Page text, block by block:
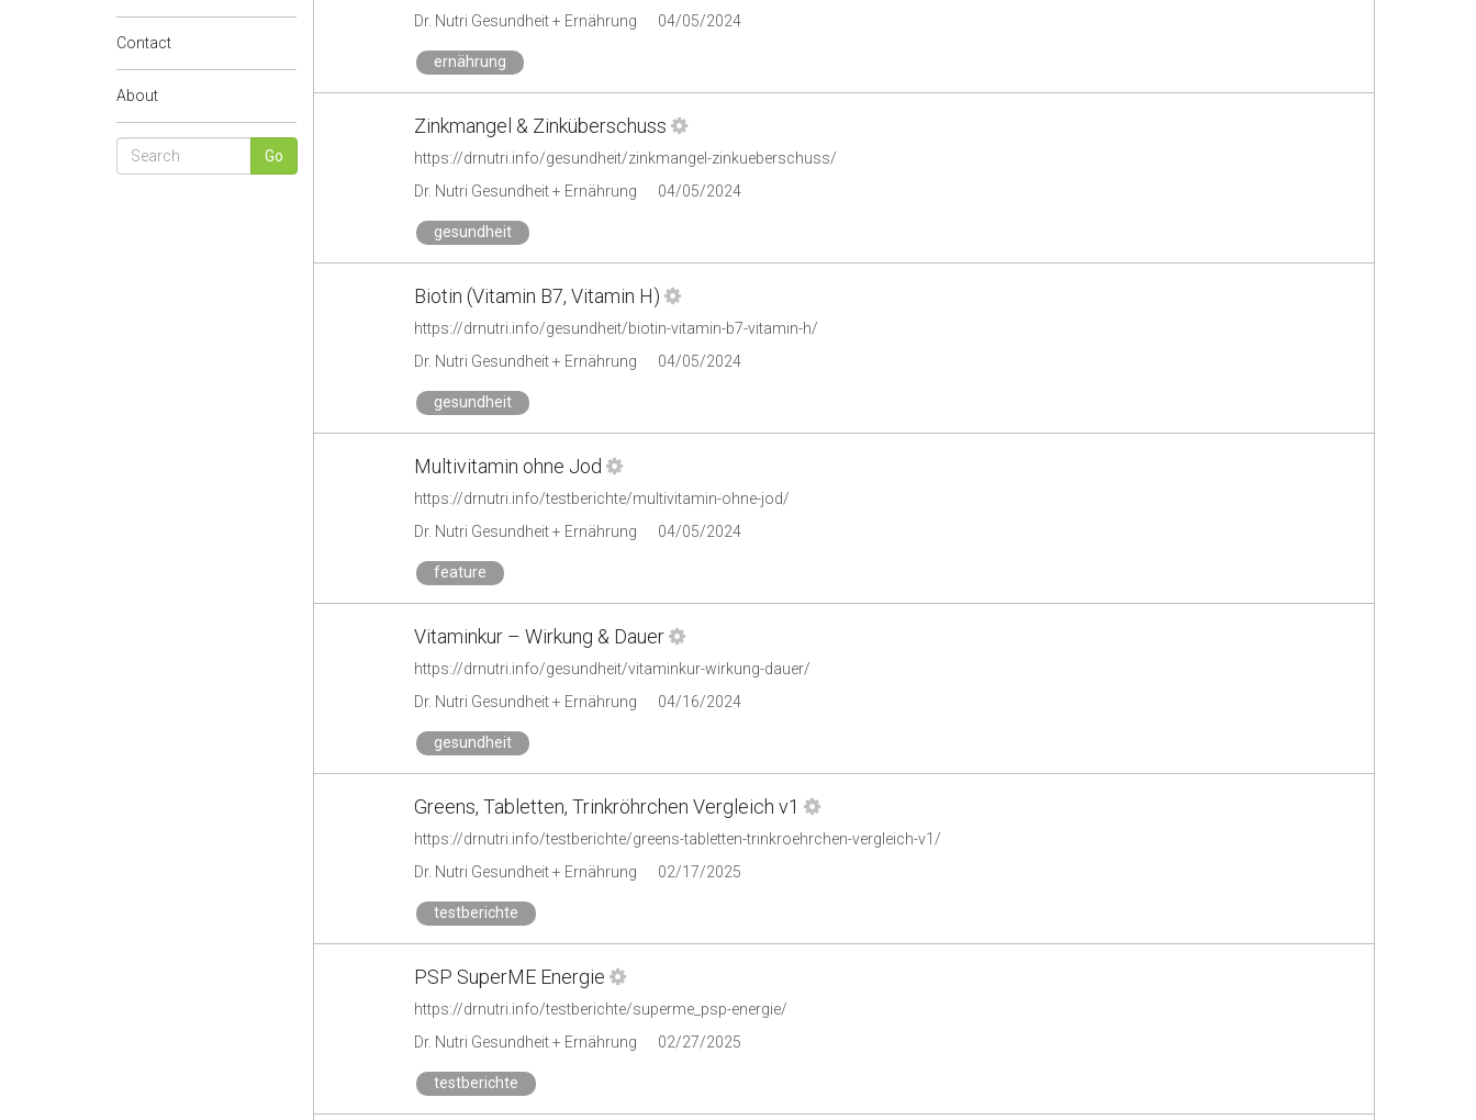
Contact
About
Dr. Nutri Gesundheit + Ernährung
04/05/2024
ernährung
Zinkmangel & Zinküberschuss
https://drnutri.info/gesundheit/zinkmangel-zinkueberschuss/
Dr. Nutri Gesundheit + Ernährung
04/05/2024
gesundheit
Biotin (Vitamin B7, Vitamin H)
https://drnutri.info/gesundheit/biotin-vitamin-b7-vitamin-h/
Dr. Nutri Gesundheit + Ernährung
04/05/2024
gesundheit
Multivitamin ohne Jod
https://drnutri.info/testberichte/multivitamin-ohne-jod/
Dr. Nutri Gesundheit + Ernährung
04/05/2024
feature
Vitaminkur – Wirkung & Dauer
https://drnutri.info/gesundheit/vitaminkur-wirkung-dauer/
Dr. Nutri Gesundheit + Ernährung
04/16/2024
gesundheit
Greens, Tabletten, Trinkröhrchen Vergleich v1
https://drnutri.info/testberichte/greens-tabletten-trinkroehrchen-vergleich-v1/
Dr. Nutri Gesundheit + Ernährung
02/17/2025
testberichte
PSP SuperME Energie
https://drnutri.info/testberichte/superme_psp-energie/
Dr. Nutri Gesundheit + Ernährung
02/27/2025
testberichte